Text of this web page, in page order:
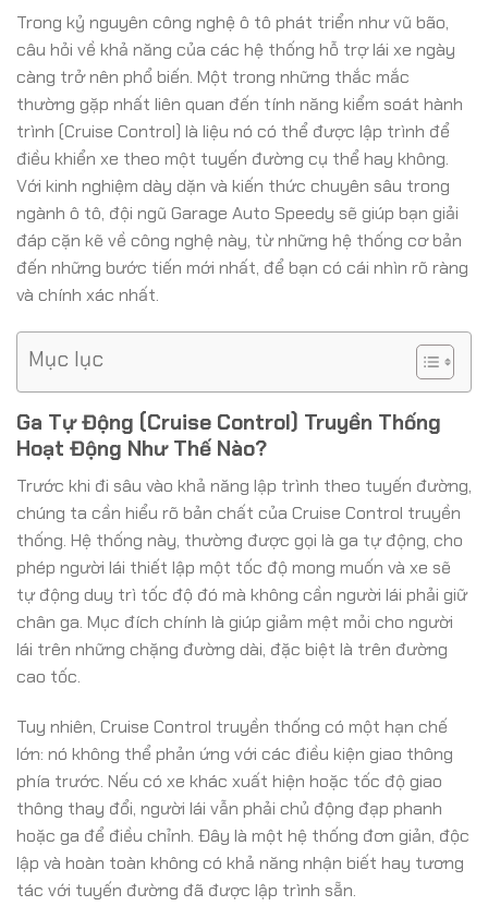
Trong kỷ nguyên công nghệ ô tô phát triển như vũ bão,
câu hỏi về khả năng của các hệ thống hỗ trợ lái xe ngày
càng trở nên phổ biến. Một trong những thắc mắc
thường gặp nhất liên quan đến tính năng kiểm soát hành
trình (Cruise Control) là liệu nó có thể được lập trình để
điều khiển xe theo một tuyến đường cụ thể hay không.
Với kinh nghiệm dày dặn và kiến thức chuyên sâu trong
ngành ô tô, đội ngũ Garage Auto Speedy sẽ giúp bạn giải
đáp cặn kẽ về công nghệ này, từ những hệ thống cơ bản
đến những bước tiến mới nhất, để bạn có cái nhìn rõ ràng
và chính xác nhất.
Mục lục
Ga Tự Động (Cruise Control) Truyền Thống
Hoạt Động Như Thế Nào?
Trước khi đi sâu vào khả năng lập trình theo tuyến đường,
chúng ta cần hiểu rõ bản chất của Cruise Control truyền
thống. Hệ thống này, thường được gọi là ga tự động, cho
phép người lái thiết lập một tốc độ mong muốn và xe sẽ
tự động duy trì tốc độ đó mà không cần người lái phải giữ
chân ga. Mục đích chính là giúp giảm mệt mỏi cho người
lái trên những chặng đường dài, đặc biệt là trên đường
cao tốc.
Tuy nhiên, Cruise Control truyền thống có một hạn chế
lớn: nó không thể phản ứng với các điều kiện giao thông
phía trước. Nếu có xe khác xuất hiện hoặc tốc độ giao
thông thay đổi, người lái vẫn phải chủ động đạp phanh
hoặc ga để điều chỉnh. Đây là một hệ thống đơn giản, độc
lập và hoàn toàn không có khả năng nhận biết hay tương
tác với tuyến đường đã được lập trình sẵn.